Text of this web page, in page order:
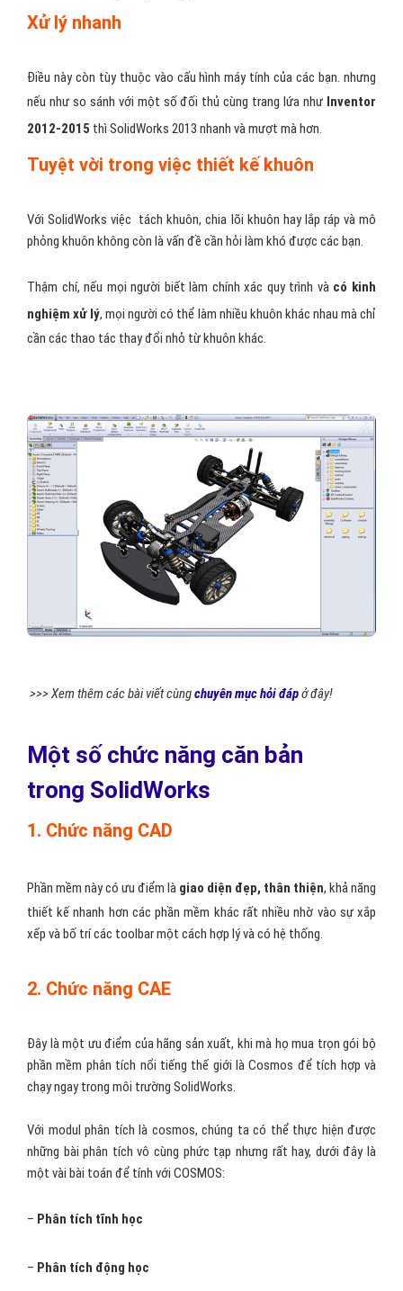
Xử lý nhanh
Điều này còn tùy thuộc vào cấu hình máy tính của các bạn. nhưng
nếu như so sánh với một số đối thủ cùng trang lứa như Inventor
2012-2015 thì SolidWorks 2013 nhanh và mượt mà hơn.
Tuyệt vời trong việc thiết kế khuôn
Với SolidWorks việc tách khuôn, chia lõi khuôn hay lắp ráp và mô
phỏng khuôn không còn là vấn đề cần hỏi làm khó được các bạn.
Thậm chí, nếu mọi người biết làm chính xác quy trình vàcó kinh
nghiệm xử lý, mọi người có thể làm nhiều khuôn khác nhau mà chỉ
cần các thao tác thay đổi nhỏ từ khuôn khác.
>>> Xem thêm các bài viết cùngchuyên mục hỏi đápở đây!
Một số chức năng căn bản
trong SolidWorks
1. Chức năng CAD
Phần mềm này có ưu điểm là giao diện đẹp, thân thiện, khả năng
thiết kế nhanh hơn các phần mềm khác rất nhiều nhờ vào sự xắp
xếp và bố trí các toolbar một cách hợp lý và có hệ thống.
2. Chức năng CAE
Đây là một ưu điểm của hãng sản xuất, khi mà họ mua trọn gói bộ
phần mềm phân tích nổi tiếng thế giới là Cosmos để tích hợp và
chạy ngay trong môi trường SolidWorks.
Với modul phân tích là cosmos, chúng ta có thể thực hiện được
những bài phân tích vô cùng phức tạp nhưng rất hay, dưới đây là
một vài bài toán để tính với COSMOS:
– Phân tích tĩnh học
– Phân tích động học